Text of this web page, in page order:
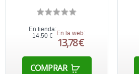
En tienda:
14,50 € En la web:
13,78 €
COMPRAR